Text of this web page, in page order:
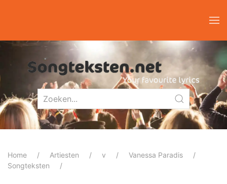
Home Artiesten v
Vanessa Paradis
Songteksten